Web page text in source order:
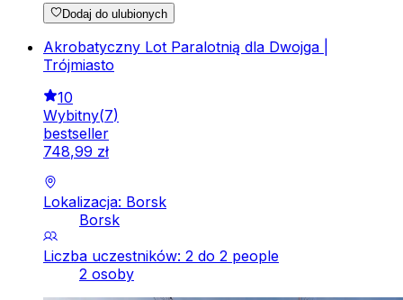
Dodaj do ulubionych
Akrobatyczny Lot Paralotnią dla Dwojga |
Trójmiasto
10
Wybitny(7)
bestseller
748,99 zł
Lokalizacja: Borsk
Borsk
Liczba uczestników: 2 do 2 people
2 osoby